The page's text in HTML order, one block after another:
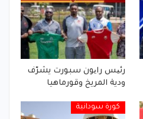
رئیس رایون سبورت يشرّف
ودية المريخ وقورماهيا
كورة سودانية